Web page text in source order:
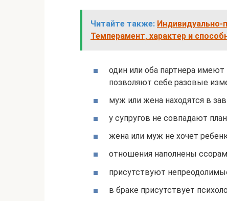
Читайте также: Индивидуально-
Темперамент, характер и
один или оба партнера
позволяют себе разовые
муж или жена находятся в
у супругов не совпадают
жена или муж не хочет
отношения наполнены
присутствуют
в браке присутствует